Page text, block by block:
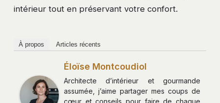
intérieur tout en préservant votre confort.
À propos Articles récents
Éloïse Montcoudiol
Architecte d’intérieur et gourmande
assumée, j’aime partager mes coups de